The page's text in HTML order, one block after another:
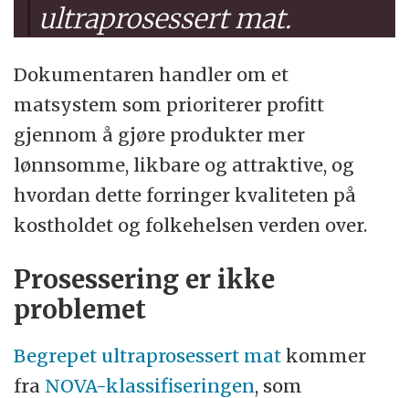
ultraprosessert mat.
Dokumentaren handler om et
matsystem som prioriterer profitt
gjennom å gjøre produkter mer
lønnsomme, likbare og attraktive, og
hvordan dette forringer kvaliteten på
kostholdet og folkehelsen verden over.
Prosessering er ikke
problemet
Begrepet ultraprosessert mat kommer
fra NOVA-klassifiseringen, som